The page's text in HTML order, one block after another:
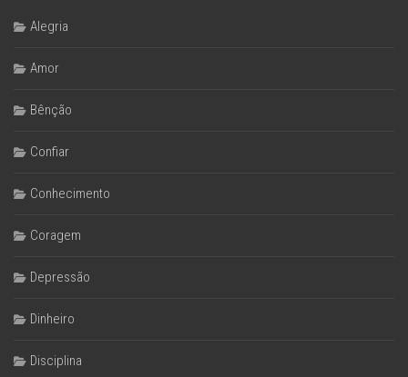
Alegria
Amor
Bênção
Confiar
Conhecimento
Coragem
Depressão
Dinheiro
Disciplina